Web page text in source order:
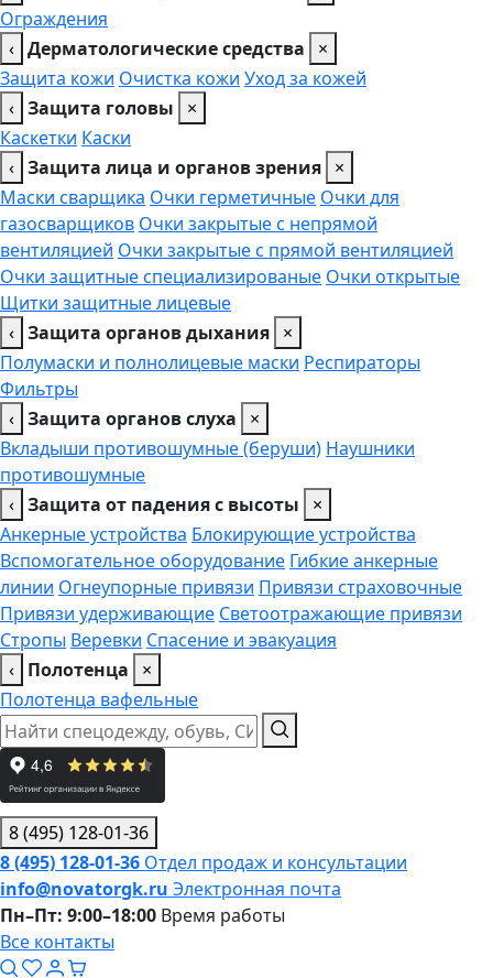
Ограждения
‹ Дерматологические средства
×
Защита кожи Очистка кожи Уход за кожей
‹ Защита головы
×
Каскетки Каски
‹ Защита лица и органов зрения ×
Маски сварщика Очки герметичные Очки для
газосварщиков Очки закрытые с непрямой
вентиляцией Очки закрытые с прямой вентиляцией
Очки защитные специализированые Очки открытые
Щитки защитные лицевые
‹ Защита органов дыхания ×
Полумаски и полнолицевые маски Респираторы
Фильтры
‹ Защита органов слуха
×
Вкладыши противошумные (беруши) Наушники
противошумные
‹ Защита от падения с высоты
×
Анкерные устройства Блокирующие устройства
Вспомогательное оборудование Гибкие анкерные
линии Огнеупорные привязи Привязи страховочные
Привязи удерживающие Светоотражающие привязи
Стропы Веревки Спасение и эвакуация
‹ Полотенца
×
Полотенца вафельные
8 (495) 128-01-36
8 (495) 128-01-36 Отдел продаж и консультации
info@novatorgk.ru Электронная почта
Пн–Пт: 9:00–18:00 Время работы
Все контакты